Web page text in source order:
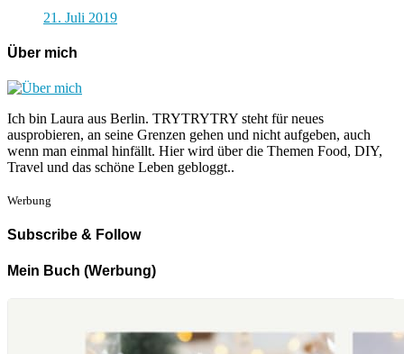
21. Juli 2019
Über mich
Ich bin Laura aus Berlin. TRYTRYTRY steht für neues
ausprobieren, an seine Grenzen gehen und nicht aufgeben, auch
wenn man einmal hinfällt. Hier wird über die Themen Food, DIY,
Travel und das schöne Leben gebloggt..
Werbung
Subscribe & Follow
Mein Buch (Werbung)